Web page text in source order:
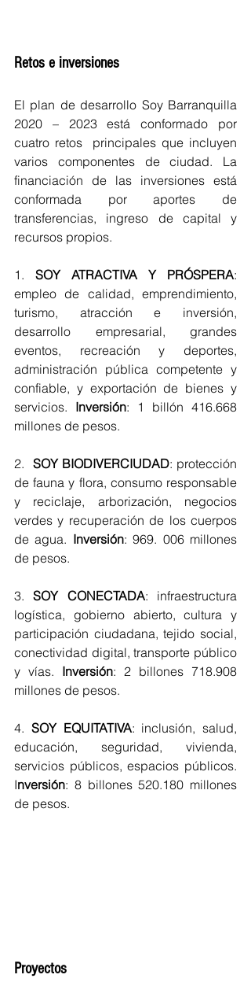
Retos e inversiones
El plan de desarrollo Soy Barranquilla
2020 – 2023 está conformado por
cuatro retos  principales que incluyen
varios componentes de ciudad. La
financiación de las inversiones está
conformada por aportes de
transferencias, ingreso de capital y
recursos propios.
1. SOY ATRACTIVA Y PRÓSPERA:
empleo de calidad, emprendimiento,
turismo, atracción e inversión,
desarrollo empresarial, grandes
eventos, recreación y deportes,
administración pública competente y
confiable, y exportación de bienes y
servicios. Inversión: 1 billón 416.668
millones de pesos.
2. SOY BIODIVERCIUDAD: protección
de fauna y flora, consumo responsable
y reciclaje, arborización, negocios
verdes y recuperación de los cuerpos
de agua. Inversión: 969. 006 millones
de pesos.
3. SOY CONECTADA: infraestructura
logística, gobierno abierto, cultura y
participación ciudadana, tejido social,
conectividad digital, transporte público
y vías. Inversión: 2 billones 718.908
millones de pesos.
4. SOY EQUITATIVA: inclusión, salud,
educación, seguridad, vivienda,
servicios públicos, espacios públicos.
Inversión: 8 billones 520.180 millones
de pesos.
Proyectos